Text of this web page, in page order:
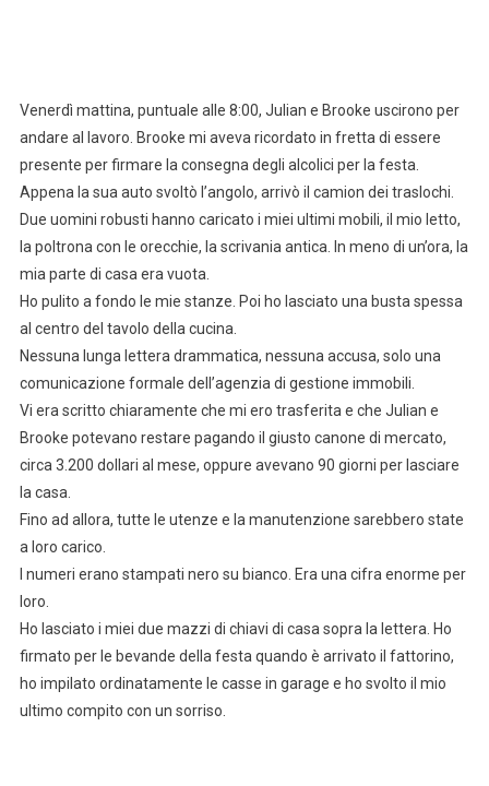
Venerdì mattina, puntuale alle 8:00, Julian e Brooke uscirono per
andare al lavoro. Brooke mi aveva ricordato in fretta di essere
presente per firmare la consegna degli alcolici per la festa.
Appena la sua auto svoltò l’angolo, arrivò il camion dei traslochi.
Due uomini robusti hanno caricato i miei ultimi mobili, il mio letto,
la poltrona con le orecchie, la scrivania antica. In meno di un’ora, la
mia parte di casa era vuota.
Ho pulito a fondo le mie stanze. Poi ho lasciato una busta spessa
al centro del tavolo della cucina.
Nessuna lunga lettera drammatica, nessuna accusa, solo una
comunicazione formale dell’agenzia di gestione immobili.
Vi era scritto chiaramente che mi ero trasferita e che Julian e
Brooke potevano restare pagando il giusto canone di mercato,
circa 3.200 dollari al mese, oppure avevano 90 giorni per lasciare
la casa.
Fino ad allora, tutte le utenze e la manutenzione sarebbero state
a loro carico.
I numeri erano stampati nero su bianco. Era una cifra enorme per
loro.
Ho lasciato i miei due mazzi di chiavi di casa sopra la lettera. Ho
firmato per le bevande della festa quando è arrivato il fattorino,
ho impilato ordinatamente le casse in garage e ho svolto il mio
ultimo compito con un sorriso.